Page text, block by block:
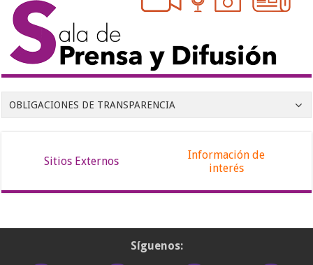
OBLIGACIONES DE TRANSPARENCIA
Sitios Externos
Información de
interés
Síguenos: